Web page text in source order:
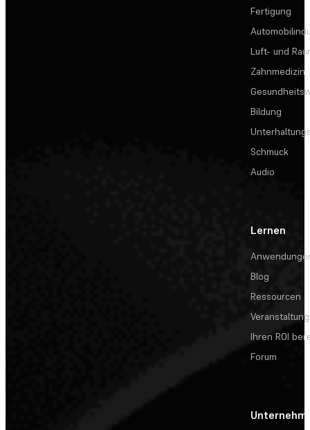
Fertigung
Luft- und
Zahnmedizin
Bildung
Schmuck
Audio
Lernen
Blog
Ressourcen
Ihren ROI
Forum